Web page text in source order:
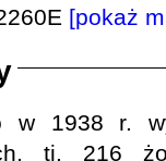
[pokaż
w 1938 r.
tj. 216